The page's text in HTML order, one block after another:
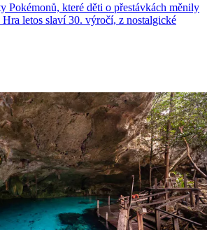
Pokémonů, které děti o přestávkách měnily
letos slaví 30. výročí, z nostalgické